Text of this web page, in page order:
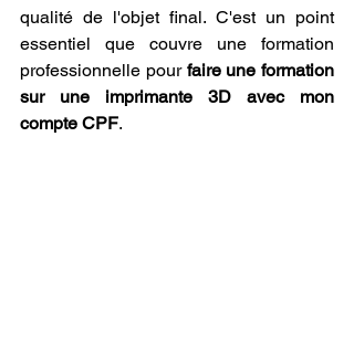
qualité de l'objet final. C'est un point
essentiel que couvre une formation
professionnelle pour faire une formation
sur une imprimante 3D avec mon
compte CPF.